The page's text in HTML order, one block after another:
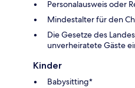
Personalausweis oder
Mindestalter für den
Die Gesetze des
unverheiratete Gäste
Kinder
Babysitting*